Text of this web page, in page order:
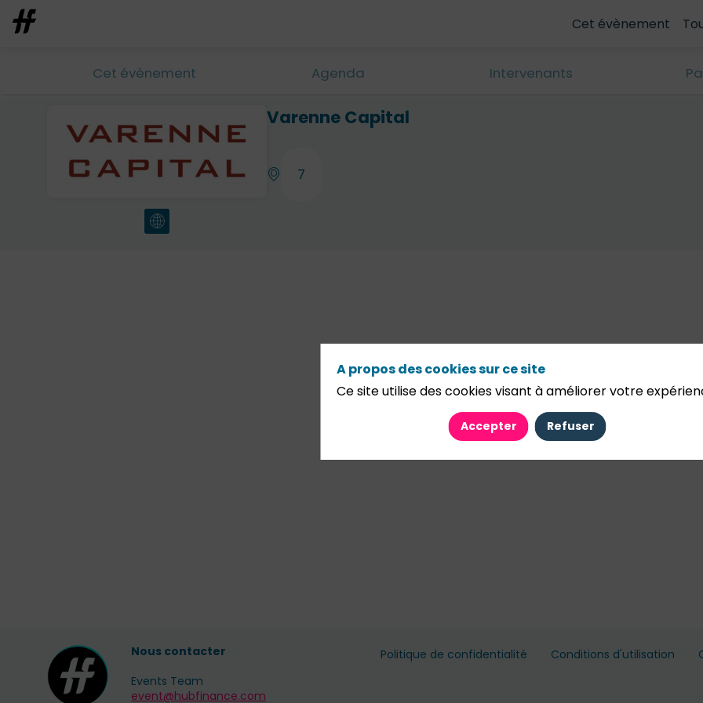
Cet évènement
Cet évènement Agenda Intervenants
Varenne Capital
7
Nous contacter
Events Team
event@hubfinance.com
Politique de confidentialité Conditions d'utilisation
A propos des cookies sur ce site
Ce site utilise des cookies visant à améliorer votre
Accepter Refuser